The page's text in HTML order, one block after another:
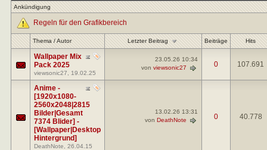
Ankündigung
Regeln für den Grafikbereich
Thema/Autor Letzter Beitrag Beiträge Hits
Wallpaper Mix
Pack 2025
viewsonic27 , 19.02.25
23.05.26 10:34
von viewsonic27 0 107.691
Anime -
[1920x1080-
2560x2048|2815
Bilder|Gesamt
7374 Blider] -
[Wallpaper|Desktop
Hintergrund]
DeathNote , 26.04.15
13.02.26 13:31
von DeathNote 0 40.778